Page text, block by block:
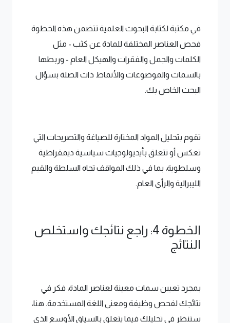
في مكتبة لكتابة البحوث العلمية تتضمن هذه الخطوة
فحص العناصر المختلفة للمادة عن كثب - مثل
الكلمات والجمل والفقرات والهيكل العام - وربطها
بالسمات والموضوعات والأنماط ذات الصلة بسؤال
البحث الخاص بك.
تقوم بتحليل المواد المختارة للصياغة والتصريحات التي
تعكس أو تتعلق بأيديولوجيات سياسية ديمقراطية
وسلطوية، بما في ذلك المواقف تجاه السلطة والقيم
الليبرالية والرأي العام.
الخطوة 4: راجع نتائجك واستخلص
النتائج
بمجرد تعيين سمات معينة لعناصر المادة، فكر في
نتائجك لفحص وظيفة ومعنى اللغة المستخدمة. هنا،
ستنظر في تحليلك فيما يتعلق بالسياق الأوسع الذي